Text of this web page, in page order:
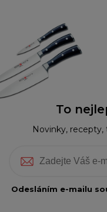
To
Novinky, recepty,
Odesláním e-mailu